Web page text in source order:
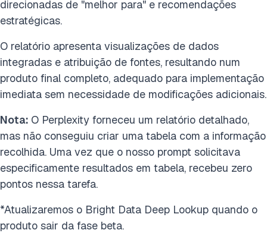
direcionadas de "melhor para" e recomendações
estratégicas.
O relatório apresenta visualizações de dados
integradas e atribuição de fontes, resultando num
produto final completo, adequado para implementação
imediata sem necessidade de modificações adicionais.
Nota: O Perplexity forneceu um relatório detalhado,
mas não conseguiu criar uma tabela com a informação
recolhida. Uma vez que o nosso prompt solicitava
especificamente resultados em tabela, recebeu zero
pontos nessa tarefa.
*Atualizaremos o Bright Data Deep Lookup quando o
produto sair da fase beta.